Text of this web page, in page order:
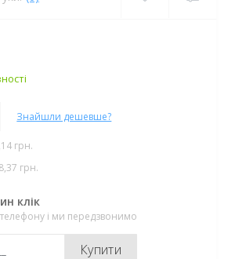
Знайшли дешевше?
грн.
грн.
клік
і ми передзвонимо
Купити